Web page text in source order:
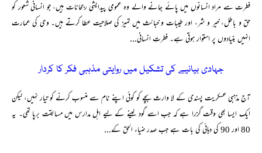
فطرت سے مراد انسانوں میں پائے جانے والے وہ عمومی پیدایشی رجحانات ہیں، جو انسانی شعور کو
حق و باطل، خیر و شر، اور طیبات و خبائث میں تمیز کی صلاحیت عطا کرتے ہیں۔ وحی کی عمارت
انہیں بنیادوں پر استوار ہوتی ہے۔ فطرتِ انسانی...
جہادی بیانیے کی تشکیل میں روایتی مذہبی فکر کا کردار
آج مذہبی عسکریت پسندی کے لا وارث بچے کو کوئی اپنے نام سے منسوب کرنے کو تیار نہیں، لیکن
ایک ایسا بھی وقت گزرا ہے کہ جب اسے گود لینے کے لیے اہل مدارس میں مسابقت برپا تھی۔ یہ
80 اور 90 کی دہائی کی بات ہے جب صدر ضیاء الحق کے...